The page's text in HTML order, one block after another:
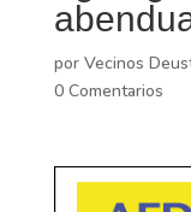
por Vecinos
0 Comentarios